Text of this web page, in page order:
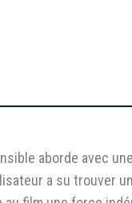
aborde avec
a su trouver